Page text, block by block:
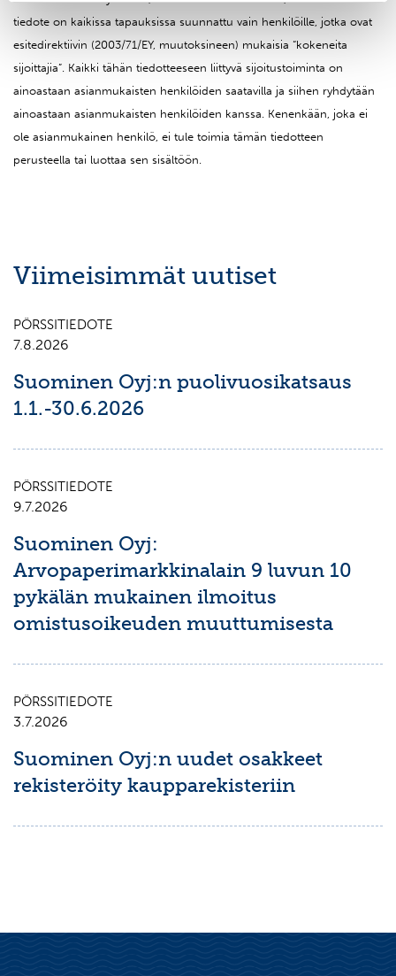
tiedote on kaikissa tapauksissa suunnattu vain henkilöille, jotka ovat
esitedirektiivin (2003/71/EY, muutoksineen) mukaisia “kokeneita
sijoittajia”. Kaikki tähän tiedotteeseen liittyvä sijoitustoiminta on
ainoastaan asianmukaisten henkilöiden saatavilla ja siihen ryhdytään
ainoastaan asianmukaisten henkilöiden kanssa. Kenenkään, joka ei
ole asianmukainen henkilö, ei tule toimia tämän tiedotteen
perusteella tai luottaa sen sisältöön.
Viimeisimmät uutiset
PÖRSSITIEDOTE
7.8.2026
Suominen Oyj:n puolivuosikatsaus
1.1.-30.6.2026
PÖRSSITIEDOTE
9.7.2026
Suominen Oyj:
Arvopaperimarkkinalain 9 luvun 10
pykälän mukainen ilmoitus
omistusoikeuden muuttumisesta
PÖRSSITIEDOTE
3.7.2026
Suominen Oyj:n uudet osakkeet
rekisteröity kaupparekisteriin